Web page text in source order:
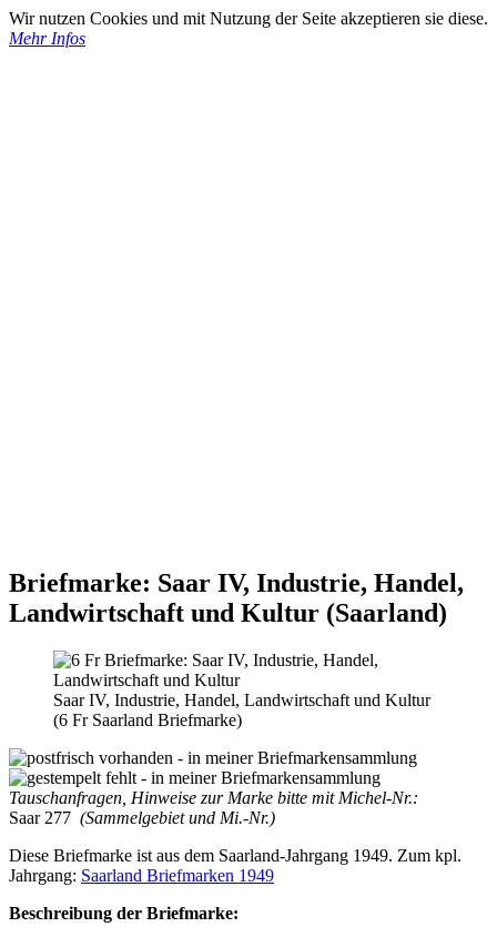
Wir nutzen Cookies und mit Nutzung der Seite akzeptieren sie diese.
Mehr Infos
Briefmarke: Saar IV, Industrie, Handel,
Landwirtschaft und Kultur (Saarland)
Saar IV, Industrie, Handel, Landwirtschaft und Kultur
(6 Fr Saarland Briefmarke)
Tauschanfragen, Hinweise zur Marke bitte mit Michel-Nr.:
Saar 277 (Sammelgebiet und Mi.-Nr.)
Diese Briefmarke ist aus dem Saarland-Jahrgang 1949. Zum kpl.
Jahrgang: Saarland Briefmarken 1949
Beschreibung der Briefmarke: